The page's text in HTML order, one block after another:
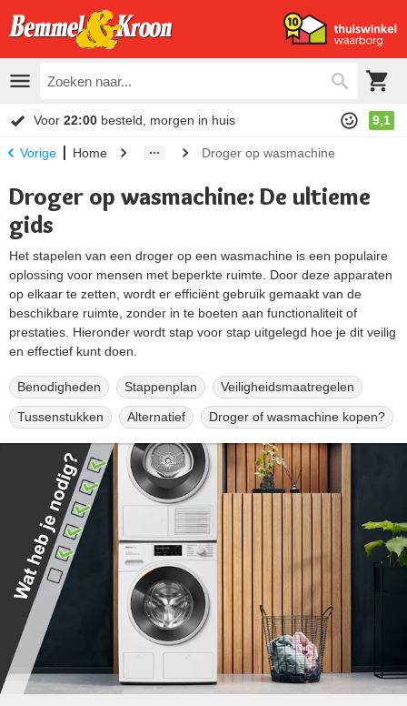
Voor 22:00 besteld, morgen in huis 9,1
Vorige Home Droger op wasmachine
Droger op wasmachine: De ultieme
gids
Het stapelen van een droger op een wasmachine is een populaire
oplossing voor mensen met beperkte ruimte. Door deze apparaten
op elkaar te zetten, wordt er efficiënt gebruik gemaakt van de
beschikbare ruimte, zonder in te boeten aan functionaliteit of
prestaties. Hieronder wordt stap voor stap uitgelegd hoe je dit veilig
en effectief kunt doen.
Benodigheden Stappenplan Veiligheidsmaatregelen
Tussenstukken Alternatief Droger of wasmachine kopen?